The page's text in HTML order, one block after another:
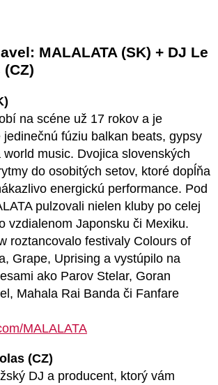
MALALATA (SK) + DJ Le
na scéne už 17 rokov a je
fúziu balkan beats, gypsy
world music. Dvojica slovenských
do osobitých setov, ktoré dopĺňa
energickú performance. Pod
pulzovali nielen kluby po celej
vzdialenom Japonsku či Mexiku.
roztancovalo festivaly Colours of
Grape, Uprising a vystúpilo na
ako Parov Stelar, Goran
Mahala Rai Banda či Fanfare
MALALATA
(CZ)
DJ a producent, ktorý vám